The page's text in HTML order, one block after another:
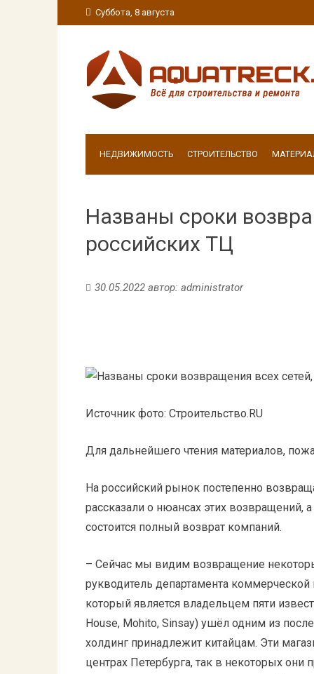
Суббота, 8 августа
НЕДВИЖИМОСТЬ СТРОИТЕЛЬСТВО
Названы сроки
российских ТЦ
30.05.2022 автор: administrator
Источник фото: Строительство.RU
Для дальнейшего чтения материалов,
На российский рынок постепенно
рассказали о нюансах этих возвращений,
состоится полный возврат компаний.
– Сейчас мы видим возвращение
рукводитель департамента
который является владельцем пяти
House, Mohito, Sinsay) ушёл одним из
холдинг принадлежит китайцам. Эти
центрах Петербурга, так в некоторых